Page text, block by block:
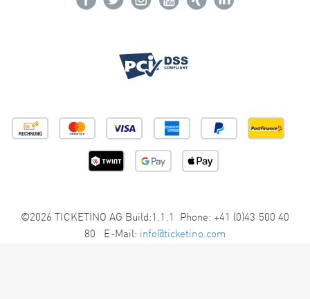
©2026 TICKETINO AG Build:1.1.1 Phone: +41 (0)43 500 40
80 E-Mail: info@ticketino.com